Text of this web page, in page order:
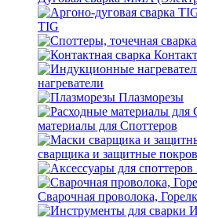
TIG
нагреватели
Плазморезы
материалы для Споттеров
сварщика и защитные
Сварочная проволока,